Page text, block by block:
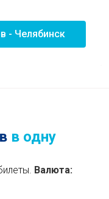
- Челябинск
в одну
Валюта: